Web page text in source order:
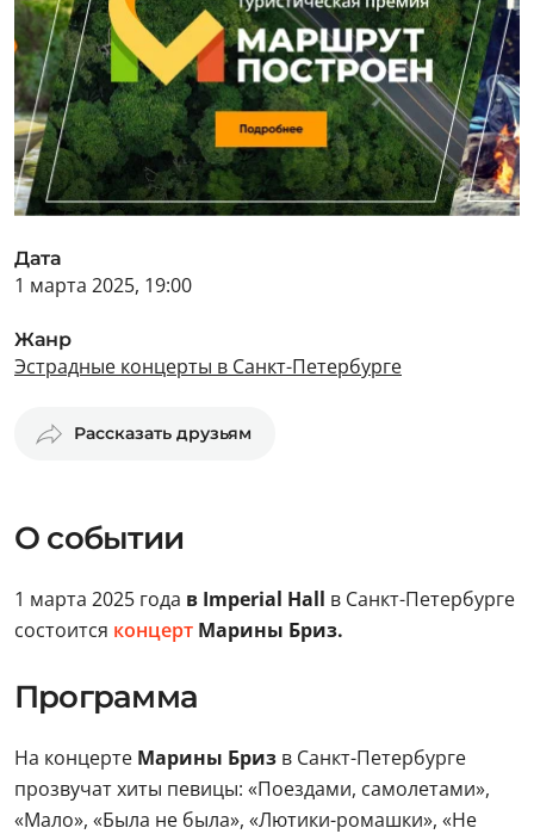
Дата
1 марта 2025, 19:00
Жанр
Эстрадные концерты в Санкт-Петербурге
Рассказать друзьям
О событии
1 марта 2025 года в Imperial Hall в Санкт-Петербурге
состоится концерт Марины Бриз.
Программа
На концерте Марины Бриз в Санкт-Петербурге
прозвучат хиты певицы: «Поездами, самолетами»,
«Мало», «Была не была», «Лютики-ромашки», «Не